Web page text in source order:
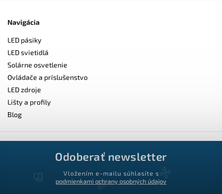
Navigácia
LED pásiky
LED svietidlá
Solárne osvetlenie
Ovládače a príslušenstvo
LED zdroje
Lišty a profily
Blog
Odoberať newsletter
Vložením e-mailu súhlasíte s
podmienkami ochrany osobných údajov